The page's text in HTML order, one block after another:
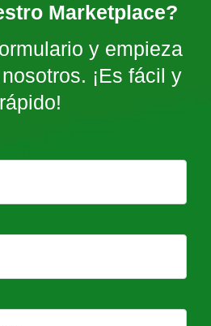
Marketplace?
y empieza
¡Es fácil y
rápido!